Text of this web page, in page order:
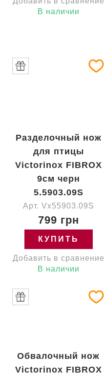
В наличии
Разделочный нож
для птицы
Victorinox FIBROX
9см черн
5.5903.09S
Арт. Vx55903.09S
799 грн
КУПИТЬ
Добавить в сравнение
В наличии
Обвалочный нож
Victorinox FIBROX